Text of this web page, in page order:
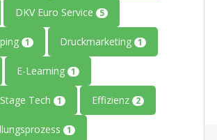
DKV Euro Service 5
1 Druckmarketing 1
E-Learning 1
Tech 1 Effizienz 2
1